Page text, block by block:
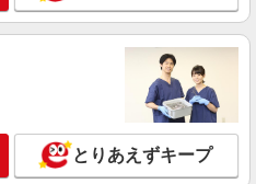
とりあえずキープ